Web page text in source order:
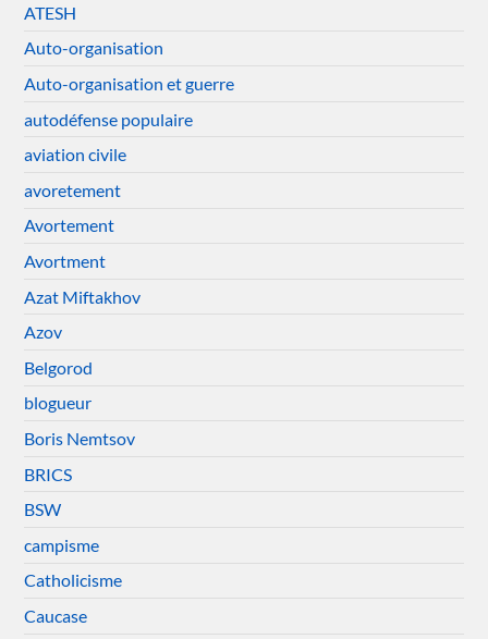
ATESH
Auto-organisation
Auto-organisation et guerre
autodéfense populaire
aviation civile
avoretement
Avortement
Avortment
Azat Miftakhov
Azov
Belgorod
blogueur
Boris Nemtsov
BRICS
BSW
campisme
Catholicisme
Caucase